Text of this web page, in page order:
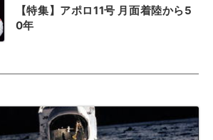
【特集】アポロ11号 月面着陸から5
0年